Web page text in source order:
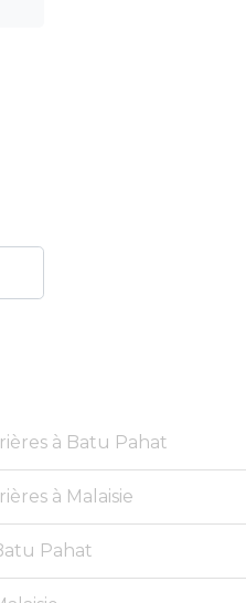
à Batu Pahat
à Malaisie
Pahat